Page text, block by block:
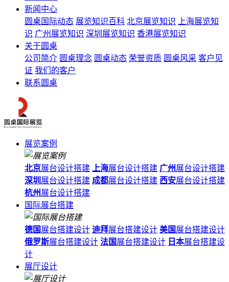
新闻中心
圆桌国际动态 展览知识百科 北京展览知识
上海展览知
识 广州展览知识 深圳展览知识 香港展览知识
关于圆桌
公司简介 圆桌理念 圆桌动态 荣誉资质 圆桌风采 客户见
证 我们的客户
联系圆桌
展览案例
北京展台设计搭建 上海展台设计搭建 广州展台设计搭建
深圳 展台设计搭建 成都展台设计搭建 西安展台设计搭建
杭州展台设计搭建
国际展台搭建
德国 展台搭建设计 迪拜展台搭建设计 美国 展台搭建设计
俄罗斯展台搭建设计 法国 展台搭建设计 日本展台搭建设
计
展厅设计